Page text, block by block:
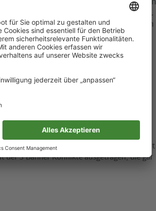
und dem Berliner Senat berücksichtigt.
Innerhalb der Vertragslaufzeit werden
neu vergeben. Das Land Berlin
pro Jahr, ohne dass es zu
wird. Mit dem Ziel, trotz der in Zukunft
Berliner S-Bahn zu sichern, schlägt die
auf 35 Stunden bei entsprechender
wird den Gewerkschaften
das auch unter den gegebenen
plätze beitragen soll.
Arbeitsniederlegungen vom Morgen:
nicht begonnen haben, werden schon jetzt
der S-Bahner Konflikte ausgetragen, die gar